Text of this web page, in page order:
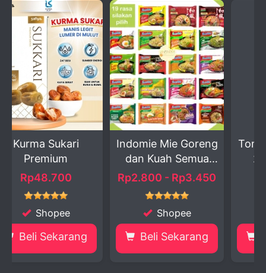
Indomie Mie Goreng
dan Kuah Semua
Rp2.800 - Rp3.450
Beli Sekarang
Tomat Merah Segar
250gr – KIRI...
Rp5.000
Beli Sekarang